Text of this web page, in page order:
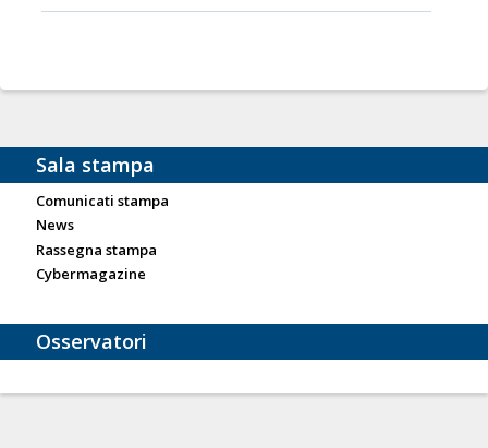
Sala stampa
Comunicati stampa
News
Rassegna stampa
Cybermagazine
Osservatori